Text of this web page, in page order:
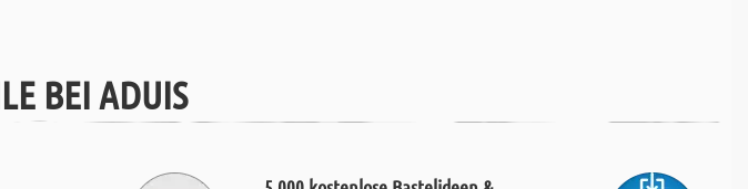
BEI ADUIS